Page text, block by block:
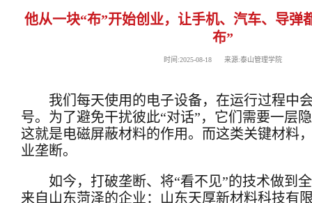
他从一块“布”开始创业，让手机、汽车、导弹
布”
时间:2025-08-18 来源:泰山管理学院
我们每天使用的电子设备，在运行过程中
号。为了避免干扰彼此“对话”，它们需要一层
这就是电磁屏蔽材料的作用。而这类关键材料
业垄断。
如今，打破垄断、将“看不见”的技术做到
来自山东菏泽的企业：山东天厚新材料科技有